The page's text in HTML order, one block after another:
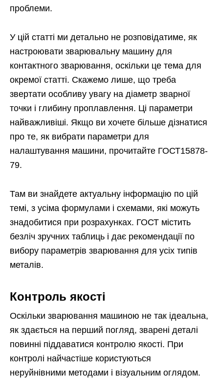
проблеми.
У цій статті ми детально не розповідатиме, як
настроювати зварювальну машину для
контактного зварювання, оскільки це тема для
окремої статті. Скажемо лише, що треба
звертати особливу увагу на діаметр зварної
точки і глибину проплавлення. Ці параметри
найважливіші. Якщо ви хочете більше дізнатися
про те, як вибрати параметри для
налаштування машини, прочитайте ГОСТ15878-
79.
Там ви знайдете актуальну інформацію по цій
темі, з усіма формулами і схемами, які можуть
знадобитися при розрахунках. ГОСТ містить
безліч зручних таблиць і дає рекомендації по
вибору параметрів зварювання для усіх типів
металів.
Контроль якості
Оскільки зварювання машиною не так ідеальна,
як здається на перший погляд, зварені деталі
повинні піддаватися контролю якості. При
контролі найчастіше користуються
неруйнівними методами і візуальним оглядом.